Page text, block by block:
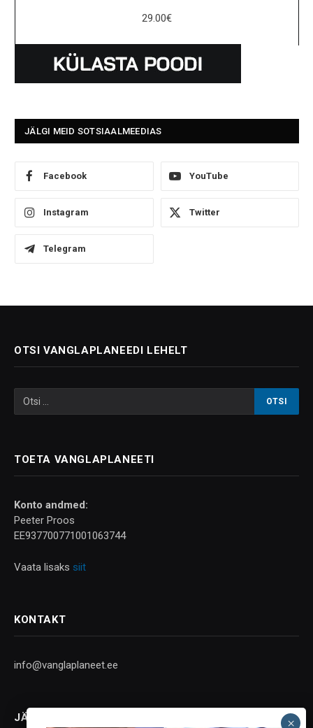
29.00€
JÄLGI MEID SOTSIAALMEEDIAS
Facebook YouTube
Instagram Twitter
Telegram
OTSI VANGLAPLANEEDI LEHELT
TOETA VANGLAPLANEETI
Konto andmed:
Peeter Proos
EE937700771001063744
Vaata lisaks siit
KONTAKT
info@vanglaplaneet.ee
JÄLGI SOTSIAALMEEDIAS